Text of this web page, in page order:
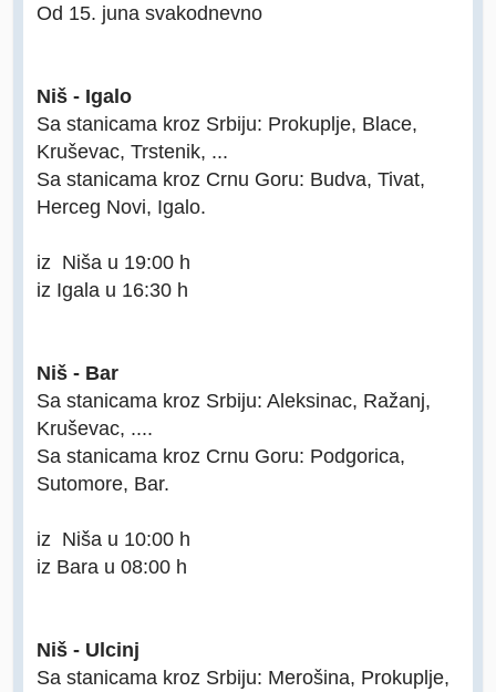
Od 15. juna svakodnevno
Niš - Igalo
Sa stanicama kroz Srbiju: Prokuplje, Blace,
Kruševac, Trstenik, ...
Sa stanicama kroz Crnu Goru: Budva, Tivat,
Herceg Novi, Igalo.
iz Niša u 19:00 h
iz Igala u 16:30 h
Niš - Bar
Sa stanicama kroz Srbiju: Aleksinac, Ražanj,
Kruševac, ....
Sa stanicama kroz Crnu Goru: Podgorica,
Sutomore, Bar.
iz Niša u 10:00 h
iz Bara u 08:00 h
Niš - Ulcinj
Sa stanicama kroz Srbiju: Merošina, Prokuplje,